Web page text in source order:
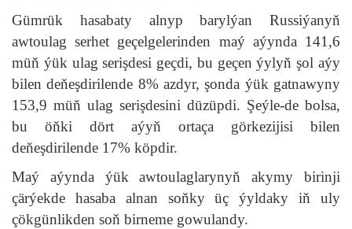
Gümrük hasabaty alnyp barylýan Russiýanyň
awtoulag serhet geçelgelerinden maý aýynda 141,6
müň ýük ulag serişdesi geçdi, bu geçen ýylyň şol aýy
bilen deňeşdirilende 8% azdyr, şonda ýük gatnawyny
153,9 müň ulag serişdesini düzüpdi. Şeýle-de bolsa,
bu öňki dört aýyň ortaça görkezijisi bilen
deňeşdirilende 17% köpdir.
Maý aýynda ýük awtoulaglarynyň akymy birinji
çärýekde hasaba alnan soňky üç ýyldaky iň uly
çökgünlikden soň birneme gowulandy.